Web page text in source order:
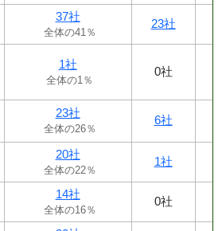
37社
全体の41％
23社
1社
全体の1％
0社
23社
全体の26％
6社
20社
全体の22％
1社
14社
全体の16％
0社